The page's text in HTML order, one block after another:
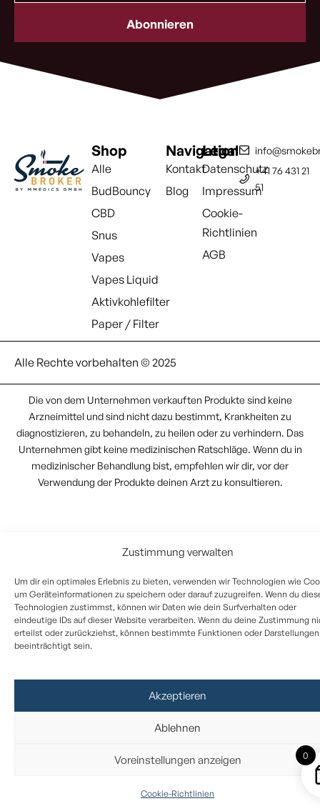
Zustimmung verwalten
Um dir ein optimales Erlebnis zu bieten, verwenden wir Technologien wie
um Geräteinformationen zu speichern oder darauf zuzugreifen. Wenn du
Technologien zustimmst, können wir Daten wie dein Surfverhalten oder
eindeutige IDs auf dieser Website verarbeiten. Wenn du deine Zustimmung
erteilst oder zurückziehst, können bestimmte Funktionen oder Darstellungen
beeinträchtigt sein.
Akzeptieren
Ablehnen
Voreinstellungen anzeigen
Cookie-Richtlinien
Shop
Alle
BudBouncy
CBD
Snus
Vapes
Vapes Liquid
Aktivkohlefilter
Paper / Filter
Navigation
Kontakt
Blog
Legal
Datenschutz
Impressum
Cookie-
Richtlinien
AGB
+41 76 431 21
51
Alle Rechte vorbehalten © 2025
Die von dem Unternehmen verkauften Produkte sind keine
Arzneimittel und sind nicht dazu bestimmt, Krankheiten zu
diagnostizieren, zu behandeln, zu heilen oder zu verhindern. Das
Unternehmen gibt keine medizinischen Ratschläge. Wenn du in
medizinischer Behandlung bist, empfehlen wir dir, vor der
Verwendung der Produkte deinen Arzt zu konsultieren.
0